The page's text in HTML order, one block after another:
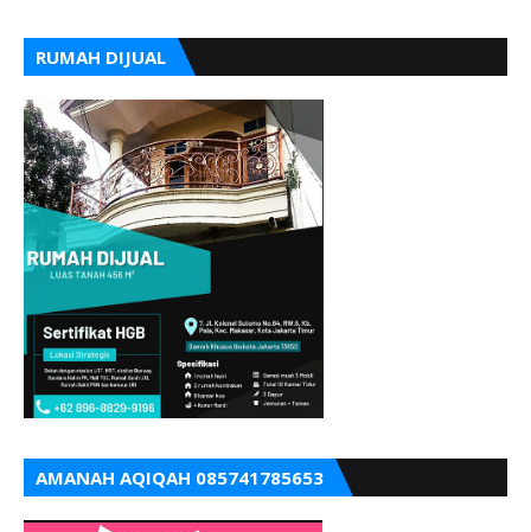
RUMAH DIJUAL
AMANAH AQIQAH 085741785653